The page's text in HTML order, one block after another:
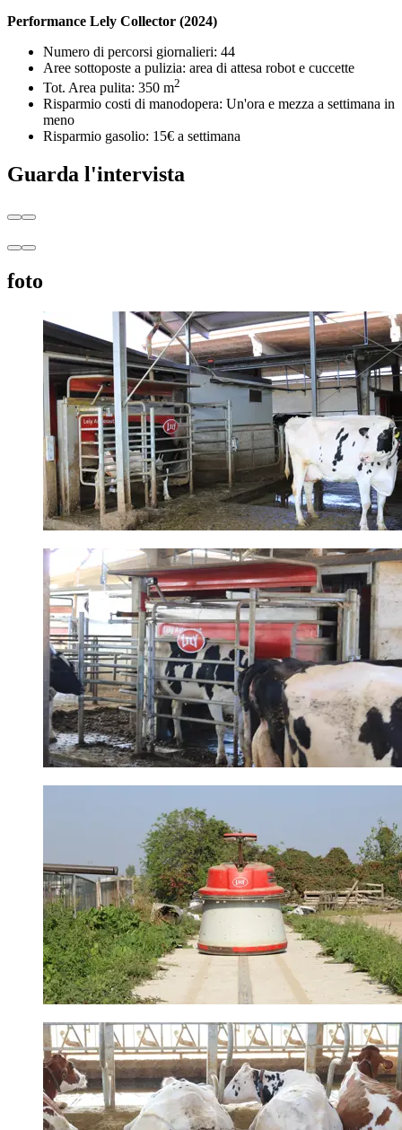
Performance Lely Collector (2024)
Numero di percorsi giornalieri: 44
Aree sottoposte a pulizia: area di attesa robot e cuccette
Tot. Area pulita: 350 m2
Risparmio costi di manodopera: Un'ora e mezza a settimana in
meno
Risparmio gasolio: 15€ a settimana
Guarda l'intervista
foto